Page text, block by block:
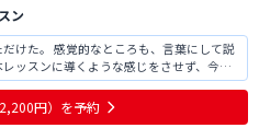
ン
けた。 感覚的なところも、言葉にして説
ッスンに導くような感じをさせず、今後
はこうしたらいいよというアドバイスを
ぶようになり、上達の兆しが見えた。入
段も
2,200円） を予約